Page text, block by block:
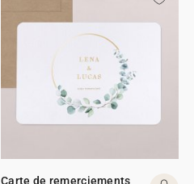
Carte de remerciements